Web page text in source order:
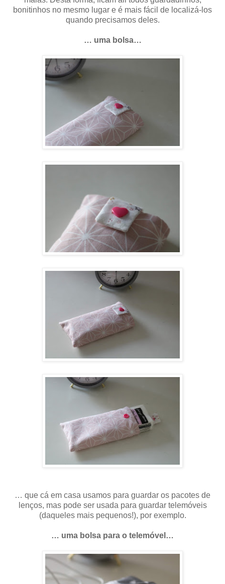
bonitinhos no mesmo lugar e é mais fácil de localizá-los
quando precisamos deles.
… uma bolsa…
… que cá em casa usamos para guardar os pacotes de
lenços, mas pode ser usada para guardar telemóveis
(daqueles mais pequenos!), por exemplo.
… uma bolsa para o telemóvel…